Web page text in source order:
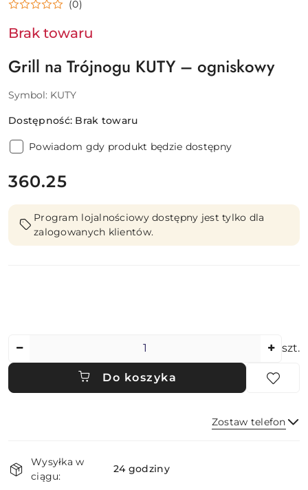
(0)
Brak towaru
Grill na Trójnogu KUTY – ogniskowy
Symbol: KUTY
Dostępność: Brak towaru
Powiadom gdy produkt będzie dostępny
cena:
360.25
Program lojalnościowy dostępny jest tylko dla
zalogowanych klientów.
szt.
Do koszyka
Zostaw telefon
i
Wysyłka w
ciągu:
24 godziny